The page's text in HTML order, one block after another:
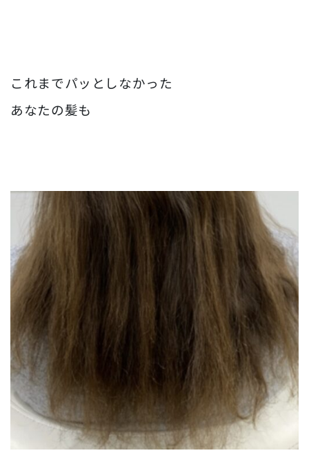
これまでパッとしなかった
あなたの髪も